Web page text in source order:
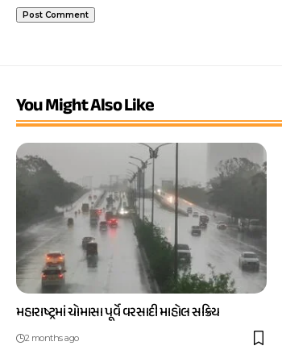
You Might Also Like
મહારાષ્ટ્રમાં ચોમાસા પૂર્વે વરસાદી માહોલ સક્રિય
2 months ago